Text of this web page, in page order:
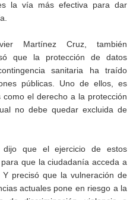
la vía más efectiva para dar
Martínez Cruz, también
que la protección de datos
sanitaria ha traído
públicas. Uno de ellos, es
el derecho a la protección
no debe quedar excluida de
dijo que el ejercicio de estos
que la ciudadanía acceda a
precisó que la vulneración de
actuales pone en riesgo a la